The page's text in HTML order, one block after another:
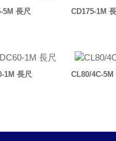
5M 長尺
CD175-1M
1M 長尺 CL80/4C-5M